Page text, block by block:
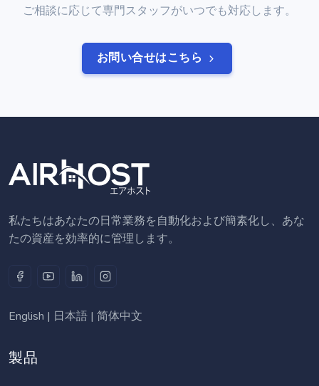
ご相談に応じて専門スタッフがいつでも対応します。
お問い合せはこちら
私たちはあなたの日常業務を自動化および簡素化し、あな
たの資産を効率的に管理します。
English | 日本語 | 简体中文
製品